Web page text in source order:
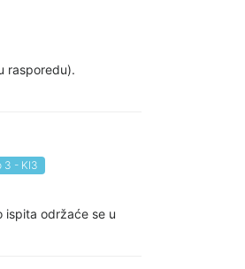
rasporedu).
3 - KI3
održaće se u